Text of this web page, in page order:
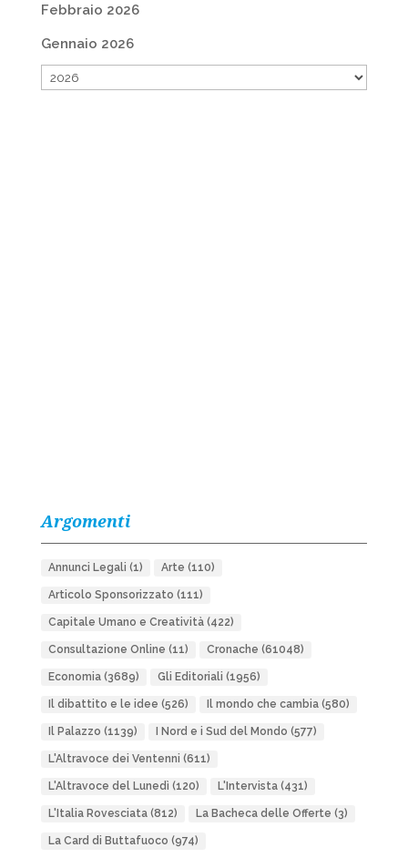
Febbraio 2026
Gennaio 2026
Argomenti
Annunci Legali (1) Arte (110)
Articolo Sponsorizzato (111)
Capitale Umano e Creatività(422)
Consultazione Online (11) Cronache (61048)
Economia(3689) Gli Editoriali (1956)
Il dibattito e le idee (526) Il mondo che cambia(580)
Il Palazzo (1139) I Nord e i Sud del Mondo (577)
L'Altravoce dei Ventenni (611)
L'Altravoce del Lunedì (120) L'Intervista(431)
L'Italia Rovesciata(812) La Bacheca delle Offerte (3)
La Card di Buttafuoco (974)